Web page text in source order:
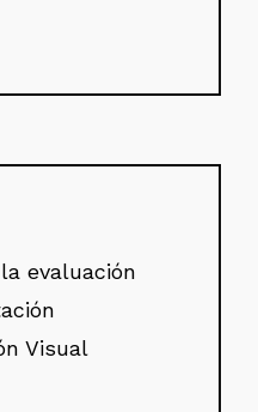
evaluación
Visual